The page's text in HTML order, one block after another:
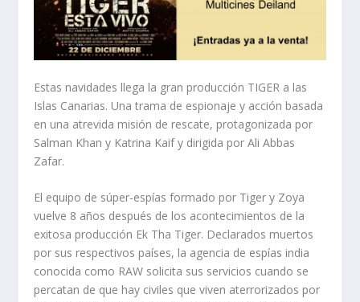
Estas navidades llega la gran producción TIGER a las
Islas Canarias. Una trama de espionaje y acción basada
en una atrevida misión de rescate, protagonizada por
Salman Khan y Katrina Kaif y dirigida por Ali Abbas
Zafar.
El equipo de súper-espías formado por Tiger y Zoya
vuelve 8 años después de los acontecimientos de la
exitosa producción Ek Tha Tiger. Declarados muertos
por sus respectivos países, la agencia de espías india
conocida como RAW solicita sus servicios cuando se
percatan de que hay civiles que viven aterrorizados por